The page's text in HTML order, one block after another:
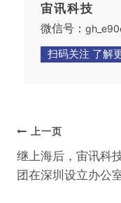
宙讯科技
微信号：
扫码关注 了解
文
章
上一页
继上海后，宙讯科
团在深圳设立办公